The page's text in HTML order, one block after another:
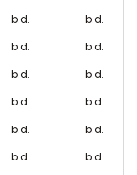
b.d.
b.d.
b.d.
b.d.
b.d.
b.d.
b.d.
b.d.
b.d.
b.d.
b.d.
b.d.